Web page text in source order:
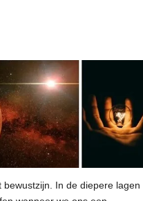
In de diepere lagen